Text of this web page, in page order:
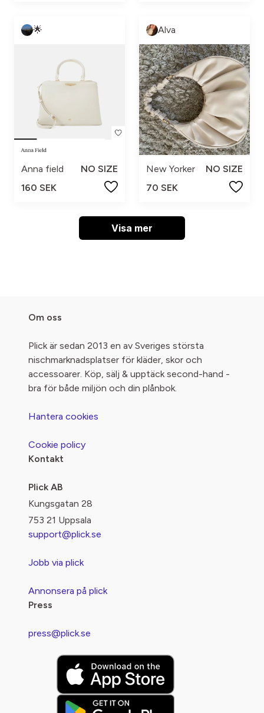
🌟
Anna field
NO SIZE
160 SEK
Alva
New Yorker
NO SIZE
70 SEK
Visa mer
Om oss
Plick är sedan 2013 en av Sveriges största
nischmarknadsplatser för kläder, skor och
accessoarer. Köp, sälj & upptäck second-hand -
bra för både miljön och din plånbok.
Hantera cookies
Cookie policy
Kontakt
Plick AB
Kungsgatan 28
753 21 Uppsala
support@plick.se
Jobb via plick
Annonsera på plick
Press
press@plick.se